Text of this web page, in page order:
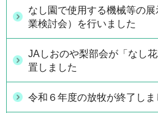
なし園で使用する機械等の
業検討会）を行いました
JAしおのや梨部会が「なし
置しました
令和６年度の放牧が終了しま